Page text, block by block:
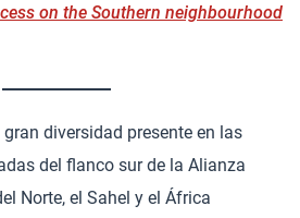
on the Southern neighbourhood
diversidad presente en las
del flanco sur de la Alianza
Norte, el Sahel y el África